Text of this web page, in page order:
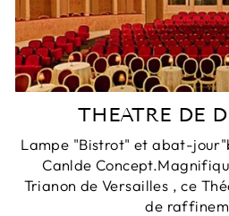
THEATRE DE
Lampe "Bistrot" et abat-
Canlde
Trianon de Versailles , ce
de